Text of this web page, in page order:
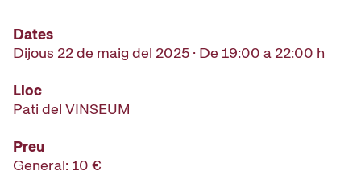
Dates
Dijous 22 de maig del 2025 · De 19:00 a 22:00 h
Lloc
Pati del VINSEUM
Preu
General: 10 €